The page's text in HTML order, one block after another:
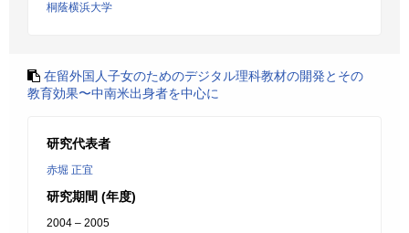
桐蔭横浜大学
在留外国人子女のためのデジタル理科教材の開発とその
教育効果〜中南米出身者を中心に
研究代表者
赤堀 正宜
研究期間 (年度)
2004 – 2005